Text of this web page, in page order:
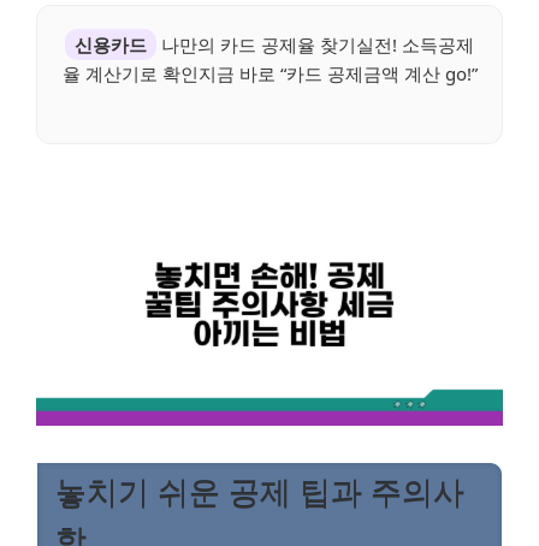
신용카드
나만의 카드 공제율 찾기실전! 소득공제
율 계산기로 확인지금 바로 “카드 공제금액 계산 go!”
놓치기 쉬운 공제 팁과 주의사